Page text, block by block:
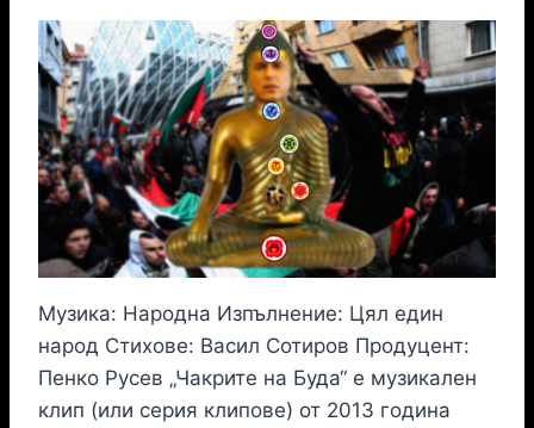
Музика: Народна Изпълнение: Цял един
народ Стихове: Васил Сотиров Продуцент:
Пенко Русев „Чакрите на Буда“ е музикален
клип (или серия клипове) от 2013 година